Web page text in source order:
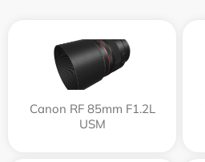
Canon RF 85mm F1.2L
USM